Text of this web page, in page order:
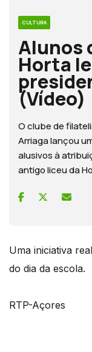
CULTURA
Alunos
Horta
(Vídeo)
O clube de
Arriaga lançou
alusivos à
antigo liceu da
Uma iniciativa
do dia da escola.
RTP-Açores